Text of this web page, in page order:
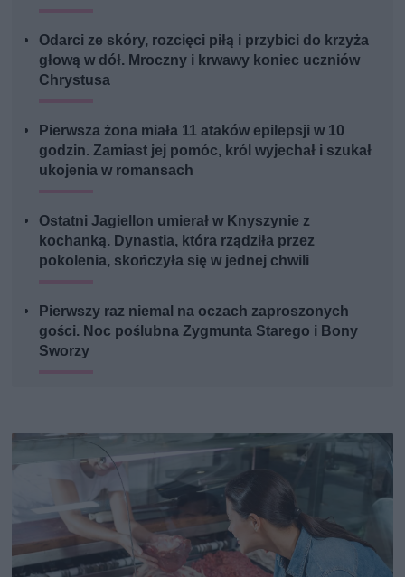
Odarci ze skóry, rozcięci piłą i przybici do krzyża
głową w dół. Mroczny i krwawy koniec uczniów
Chrystusa
Pierwsza żona miała 11 ataków epilepsji w 10
godzin. Zamiast jej pomóc, król wyjechał i szukał
ukojenia w romansach
Ostatni Jagiellon umierał w Knyszynie z
kochanką. Dynastia, która rządziła przez
pokolenia, skończyła się w jednej chwili
Pierwszy raz niemal na oczach zaproszonych
gości. Noc poślubna Zygmunta Starego i Bony
Sworzy